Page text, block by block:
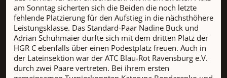
am Sonntag sicherten sich die Beiden die noch letzte
fehlende Platzierung für den Aufstieg in die nächsthöhere
Leistungsklasse. Das Standard-Paar Nadine Buck und
Adrian Schuhmaier durfte sich mit dem dritten Platz der
HGR C ebenfalls über einen Podestplatz freuen. Auch in
der Lateinsektion war der ATC Blau-Rot Ravensburg e.V.
durch zwei Paare vertreten. Bei ihrem ersten